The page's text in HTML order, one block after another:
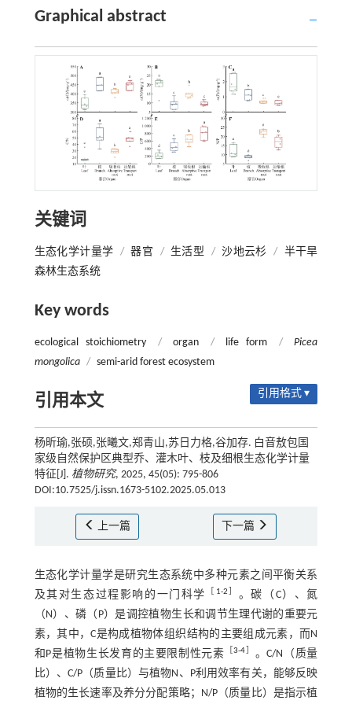
Graphical abstract
关键词
生态化学计量学 / 器官 / 生活型 / 沙地云杉 / 半干旱
森林生态系统
Key words
ecological stoichiometry / organ / life form /
Picea
mongolica / semi-arid forest ecosystem
引用本文 引用格式 ▾
杨昕瑜,张硕,张曦文,郑青山,苏日力格,谷加存. 白音敖包国
家级自然保护区典型乔、灌木叶、枝及细根生态化学计量
特征[J]. 植物研究, 2025, 45(05): 795-806
DOI:10.7525/j.issn.1673-5102.2025.05.013
上一篇 下一篇
生态化学计量学是研究生态系统中多种元素之间平衡关系
及其对生态过程影响的一门科学
1-2
。碳（C）、氮
（N）、磷（P）是调控植物生长和调节生理代谢的重要元
素，其中，C是构成植物体组织结构的主要组成元素，而N
和P是植物生长发育的主要限制性元素 ［3-4
。C/N（质量
比）、C/P（质量比）与植物N、P利用效率有关，能够反映
植物的生长速率及养分分配策略；N/P（质量比）是指示植